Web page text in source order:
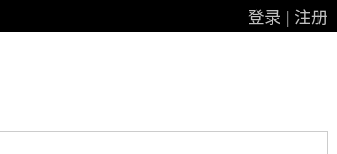
登录 注册